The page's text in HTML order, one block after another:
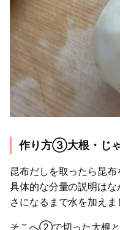
作り方③大根・じ
昆布だしを取ったら昆布
具体的な分量の説明は
さになるまで水を加えま
そこへ②で切った大根